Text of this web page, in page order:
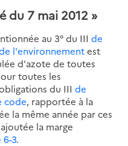
du 7 mai 2012 »
au 3° du III de
l'environnementest
d'azote de toutes
toutes les
du III de
code, rapportée à la
la même année par ces
la marge
6-3.